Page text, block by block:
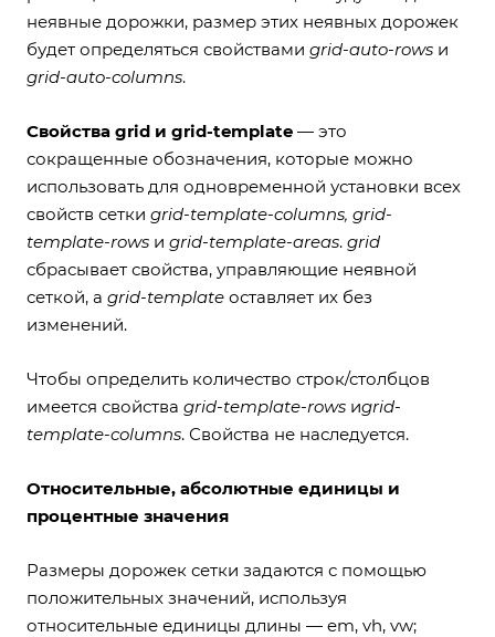
неявные дорожки, размер этих неявных дорожек
будет определяться свойствами grid-auto-rows и
grid-auto-columns.
Свойства grid и grid-template — это
сокращенные обозначения, которые можно
использовать для одновременной установки всех
свойств сетки grid-template-columns, grid-
template-rows и grid-template-areas. grid
сбрасывает свойства, управляющие неявной
сеткой, а grid-template оставляет их без
изменений.
Чтобы определить количество строк/столбцов
имеется свойства grid-template-rows иgrid-
template-columns. Свойства не наследуется.
Относительные, абсолютные единицы и
процентные значения
Размеры дорожек сетки задаются с помощью
положительных значений, используя
относительные единицы длины — em, vh, vw;